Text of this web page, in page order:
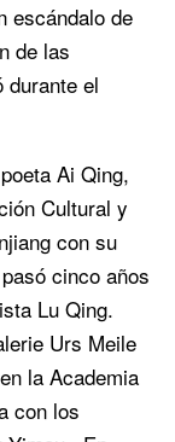
escándalo de
de las
durante el
Ai Qing,
Cultural y
con su
cinco años
Lu Qing.
Urs Meile
la Academia
con los